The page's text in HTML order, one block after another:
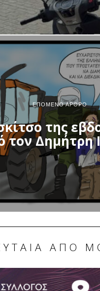
ΕΠΌΜΕΝΟ ΆΡΘΡΟ
της
τον Δημήτρη
ΑΠΌ